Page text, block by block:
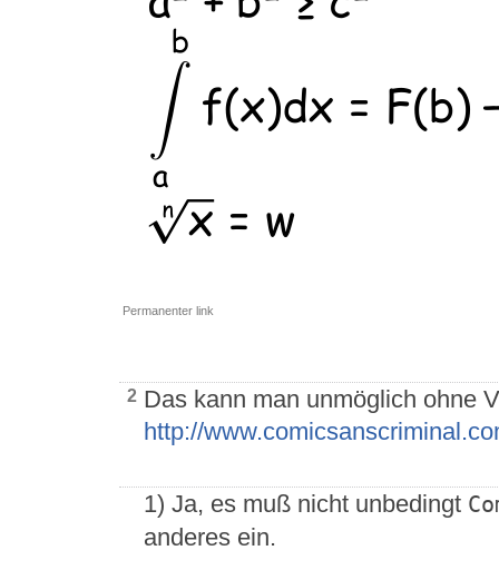
Permanenter link
2 Das kann man unmöglich ohne
http://
1) Ja, es muß nicht unbedingt
anderes ein.